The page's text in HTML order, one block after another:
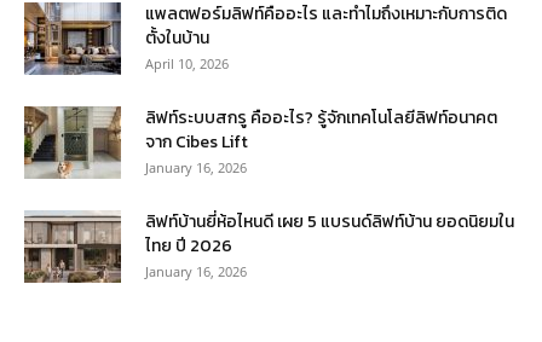
แพลตฟอร์มลิฟท์คืออะไร และทำไมถึงเหมาะกับการติด
ตั้งในบ้าน
April 10, 2026
ลิฟท์ระบบสกรู คืออะไร? รู้จักเทคโนโลยีลิฟท์อนาคต
จาก Cibes Lift
January 16, 2026
ลิฟท์บ้านยี่ห้อไหนดี เผย 5 แบรนด์ลิฟท์บ้าน ยอดนิยมใน
ไทย ปี 2026
January 16, 2026